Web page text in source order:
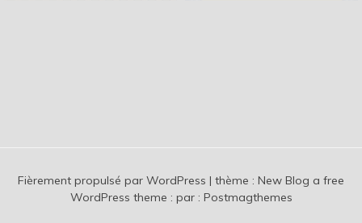
Fièrement propulsé par WordPress | thème : New Blog a free
WordPress theme : par : Postmagthemes